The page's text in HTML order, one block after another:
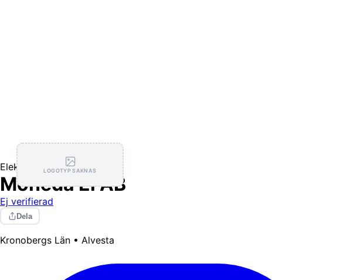
LOGOTYP SAKNAS
Elektriker
Moheda El AB
Ej verifierad
Dela
Kronobergs Län • Alvesta